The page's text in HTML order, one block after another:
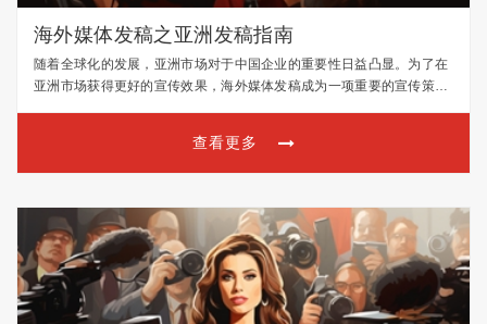
海外媒体发稿之亚洲发稿指南
随着全球化的发展，亚洲市场对于中国企业的重要性日益凸显。为了在
亚洲市场获得更好的宣传效果，海外媒体发稿成为一项重要的宣传策
查看更多